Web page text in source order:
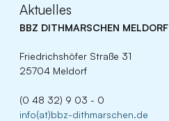
Aktuelles
BBZ DITHMARSCHEN MELDORF
Friedrichshöfer Straße 31
25704 Meldorf
(0 48 32) 9 03 - 0
info(at)bbz-dithmarschen.de